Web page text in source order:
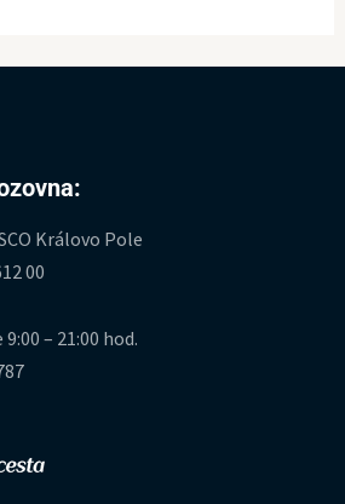
Královo Pole
00
– 21:00 hod.